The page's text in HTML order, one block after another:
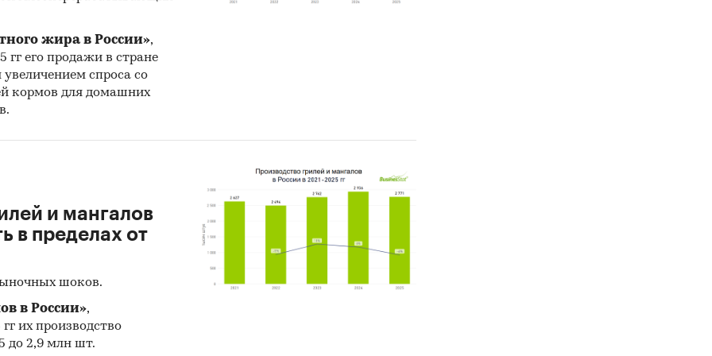
Потребительские товары
/ ... / Продукты питания
жира в России»,
гг его продажи в стране
спроса со
кормов для домашних
и мангалов
в пределах от
шоков.
в России»,
их производство
до 2,9 млн шт.